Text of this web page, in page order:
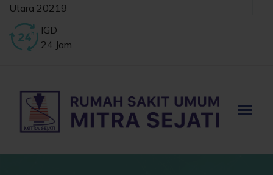
Utara 20219
IGD
24 Jam